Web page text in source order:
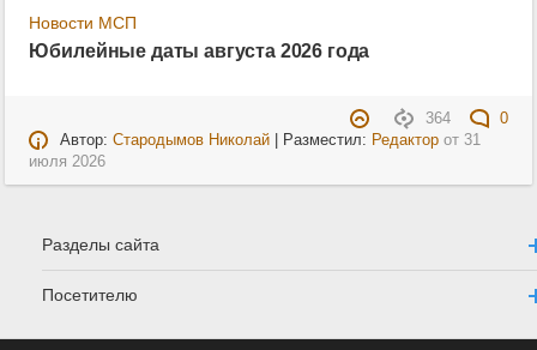
Новости МСП
Юбилейные даты августа 2026 года
364
0
Автор: Стародымов Николай| Разместил: Редакторот 31
июля 2026
Разделы сайта
Посетителю